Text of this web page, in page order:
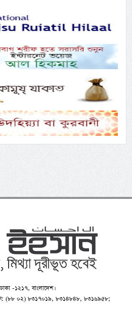
-১২১৭, বাংলাদেশ।
(৮৮ ০২) ৮৩১৭০১৯, ৮৩১৪৮৪৮, ৮৩১৬৯৫৮;